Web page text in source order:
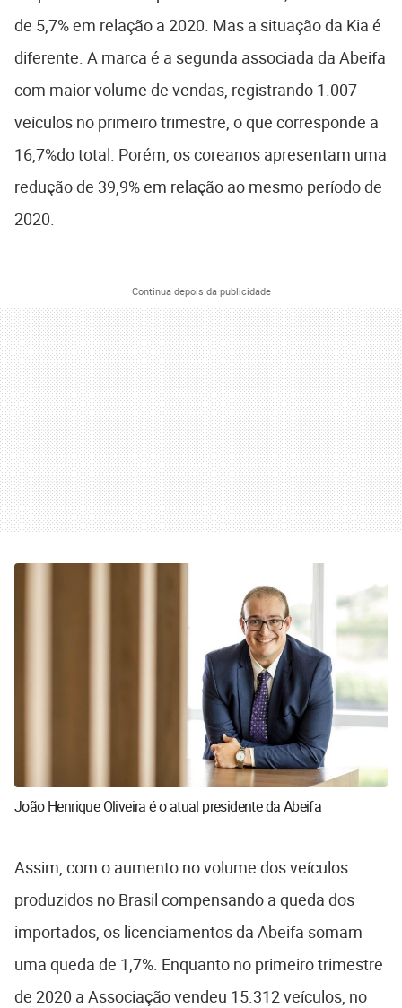
de 5,7% em relação a 2020. Mas a situação da Kia é
diferente. A marca é a segunda associada da Abeifa
com maior volume de vendas, registrando 1.007
veículos no primeiro trimestre, o que corresponde a
16,7%do total. Porém, os coreanos apresentam uma
redução de 39,9% em relação ao mesmo período de
2020.
Continua depois da publicidade
João Henrique Oliveira é o atual presidente da Abeifa
Assim, com o aumento no volume dos veículos
produzidos no Brasil compensando a queda dos
importados, os licenciamentos da Abeifa somam
uma queda de 1,7%. Enquanto no primeiro trimestre
de 2020 a Associação vendeu 15.312 veículos, no